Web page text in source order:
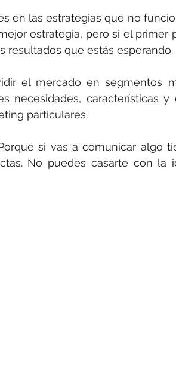
en las estrategias que no
estrategia, pero si el primer
resultados que estás esperando.
el mercado en segmentos
necesidades, características y
particulares.
si vas a comunicar algo
No puedes casarte con la